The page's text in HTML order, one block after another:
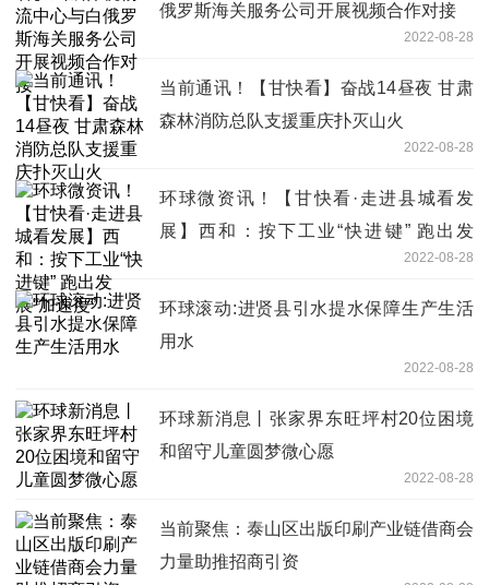
俄罗斯海关服务公司开展视频合作对接
2022-08-28
当前通讯！【甘快看】奋战14昼夜 甘肃
森林消防总队支援重庆扑灭山火
2022-08-28
环球微资讯！【甘快看·走进县城看发
展】西和：按下工业“快进键” 跑出发
2022-08-28
环球滚动:进贤县引水提水保障生产生活
用水
2022-08-28
环球新消息丨张家界东旺坪村20位困境
和留守儿童圆梦微心愿
2022-08-28
当前聚焦：泰山区出版印刷产业链借商会
力量助推招商引资